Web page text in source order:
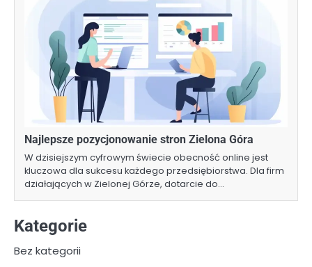
Najlepsze pozycjonowanie stron Zielona Góra
W dzisiejszym cyfrowym świecie obecność online jest
kluczowa dla sukcesu każdego przedsiębiorstwa. Dla firm
działających w Zielonej Górze, dotarcie do…
Kategorie
Bez kategorii